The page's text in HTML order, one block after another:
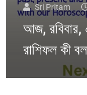
Sri Pritam
আজ,
রাশিফল কী